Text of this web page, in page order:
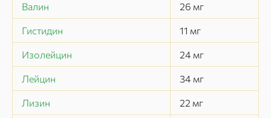
Валин 26 мг
Гистидин 11 мг
Изолейцин 24 мг
Лейцин 34 мг
Лизин 22 мг